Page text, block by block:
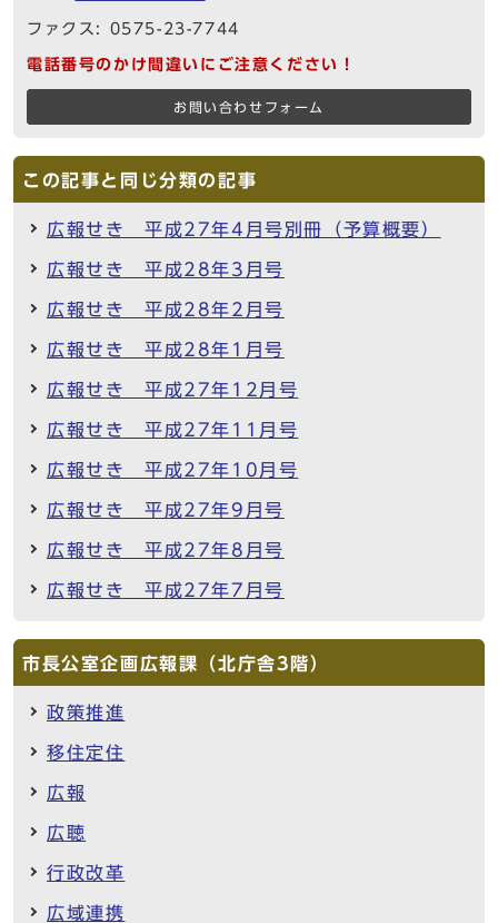
ファクス: 0575-23-7744
電話番号のかけ間違いにご注意ください！
お問い合わせフォーム
この記事と同じ分類の記事
広報せき 平成27年4月号別冊（予算概要）
広報せき 平成28年3月号
広報せき 平成28年2月号
広報せき 平成28年1月号
広報せき 平成27年12月号
広報せき 平成27年11月号
広報せき 平成27年10月号
広報せき 平成27年9月号
広報せき 平成27年8月号
広報せき 平成27年7月号
市長公室企画広報課（北庁舎3階）
政策推進
移住定住
広報
広聴
行政改革
広域連携